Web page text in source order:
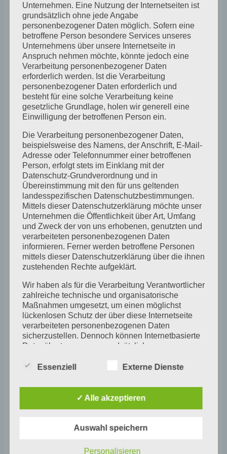
Galeriehaus herumdrapieren wird.
2. Bilder und Skulpturen vonPetra
Webersikunter dem„Frieden unter der
Haut“.
3. Bilder und Installationen von Anke
Gebauer:„Die Natur steht Kopf“
Dazu haben wir
den ganzen Tag Musik
von JULIUS, dem Straßensänger, der mit
seiner einzigartigen Musik einen
wundervollen Klangteppich über den
ganzen Tag hinweg ausbreiten wird.
Dazu gibt es diverse kleinere Angebote:
Frühstück, Kaffee und Kuchen, Gedichte
gegen den Krieg, Film zum Thema,
Gesprächsrunden, Malen, Glasschneiden,
es geht die ganzen drei Pfingsttage durch
KUNST OFFEN –
Unternehmen. Eine Nutzung der Internetseiten ist
grundsätzlich ohne jede Angabe
personenbezogener Daten möglich. Sofern eine
betroffene Person besondere Services unseres
Unternehmens über unsere Internetseite in
Anspruch nehmen möchte, könnte jedoch eine
Verarbeitung personenbezogener Daten
erforderlich werden. Ist die Verarbeitung
personenbezogener Daten erforderlich und
besteht für eine solche Verarbeitung keine
gesetzliche Grundlage, holen wir generell eine
Einwilligung der betroffenen Person ein.
Die Verarbeitung personenbezogener Daten,
beispielsweise des Namens, der Anschrift, E-Mail-
Adresse oder Telefonnummer einer betroffenen
Person, erfolgt stets im Einklang mit der
Datenschutz-Grundverordnung und in
Übereinstimmung mit den für uns geltenden
landesspezifischen Datenschutzbestimmungen.
Mittels dieser Datenschutzerklärung möchte unser
Unternehmen die Öffentlichkeit über Art, Umfang
und Zweck der von uns erhobenen, genutzten und
verarbeiteten personenbezogenen Daten
informieren. Ferner werden betroffene Personen
mittels dieser Datenschutzerklärung über die ihnen
zustehenden Rechte aufgeklärt.
Wir haben als für die Verarbeitung Verantwortlicher
zahlreiche technische und organisatorische
Maßnahmen umgesetzt, um einen möglichst
lückenlosen Schutz der über diese Internetseite
verarbeiteten personenbezogenen Daten
sicherzustellen. Dennoch können Internetbasierte
Datenübertragungen grundsätzlich
Schutz nicht gewährleistet werden kann. Aus
frei, personenbezogene Daten auch auf
alternativen Wegen, beispielsweise telefonisch, an
Begriffsbestimmungen
Essenziell Externe Dienste
✓ Alle akzeptieren
Auswahl speichern
Personalisieren